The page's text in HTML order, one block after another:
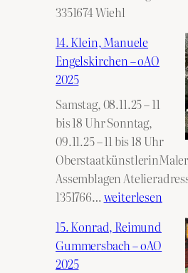
3351674 Wiehl
14. Klein, Manuele
Engelskirchen – oAO
2025
Samstag, 08.11.25 – 11
bis 18 Uhr Sonntag,
09.11.25 – 11 bis 18 Uhr
Assemblagen
1351766… 14.
Manuele
Engelskirchen
weiterlesen
15. Konrad, Reimund
Gummersbach – oAO
2025